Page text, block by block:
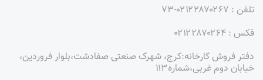
تلفن : ۰۲۱۲۲۸۷۰۲۶۷-۷۳
فکس : ۰۲۱۲۲۸۷۰۲۶۴
دفتر فروش کارخانه:کرج، شهرک صنعتی صفادشت،بلوار فروردین،
خیابان دوم غربی،شماره۱۱۳